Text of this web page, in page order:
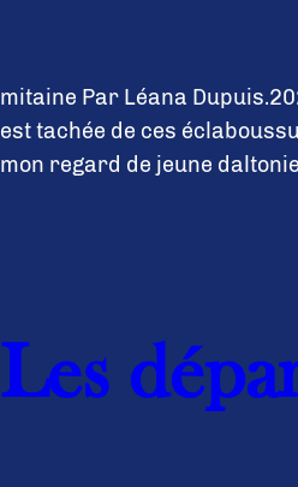
mitaine Par Léana
est tachée de ces
mon regard de jeune
Les